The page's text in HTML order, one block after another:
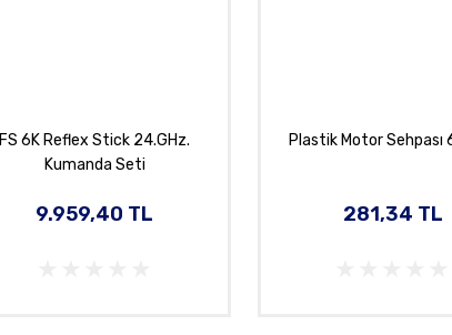
FS 6K Reflex Stick 24.GHz.
Kumanda Seti
9.959,40 TL
Plastik Motor Sehpası
281,34 TL